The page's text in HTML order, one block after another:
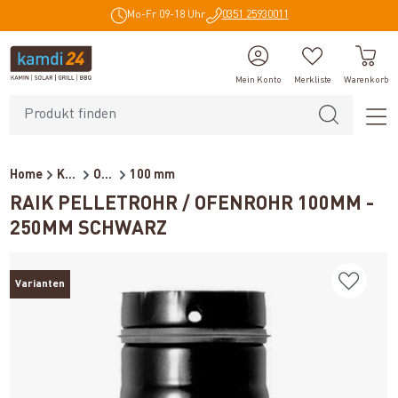
Mo-Fr 09-18 Uhr 0351 25930011
Mein Konto Merkliste Warenkorb
Home Kaminzubehör Ofenrohre für Pelletöfen 100 mm
RAIK PELLETROHR / OFENROHR 100MM -
250MM SCHWARZ
Varianten